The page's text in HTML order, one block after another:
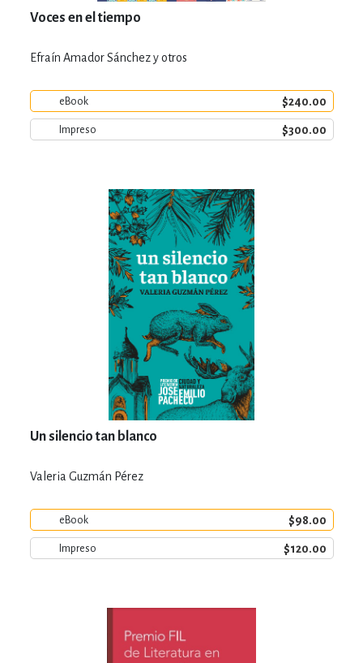
Voces en el tiempo
Efraín Amador Sánchez y otros
eBook $240.00
Impreso $300.00
Un silencio tan blanco
Valeria Guzmán Pérez
eBook $98.00
Impreso $120.00